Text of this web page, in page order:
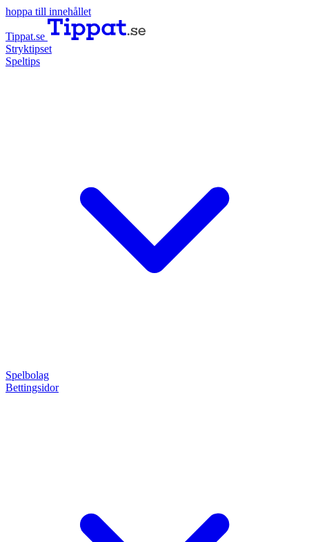
hoppa till innehållet
Tippat.se
Stryktipset
Speltips
Spelbolag
Bettingsidor